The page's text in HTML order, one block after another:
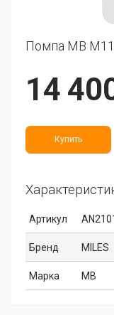
Помпа MB
14
Купить
Артикул
Бренд MILES
Марка MB